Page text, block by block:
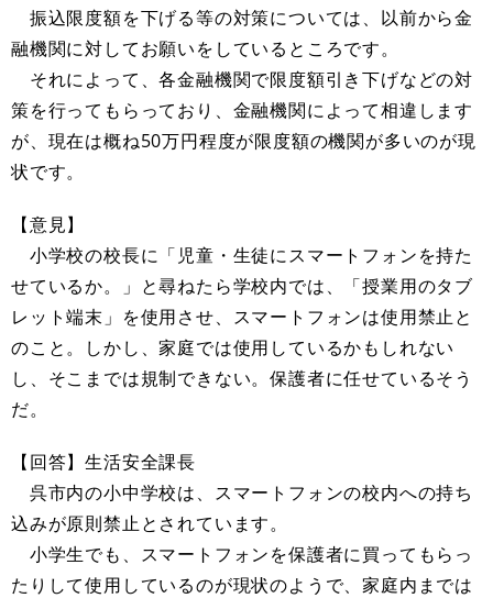
振込限度額を下げる等の対策については、以前から金
融機関に対してお願いをしているところです。
それによって、各金融機関で限度額引き下げなどの対
策を行ってもらっており、金融機関によって相違します
が、現在は概ね50万円程度が限度額の機関が多いのが現
状です。
【意見】
小学校の校長に「児童・生徒にスマートフォンを持た
せているか。」と尋ねたら学校内では、「授業用のタブ
レット端末」を使用させ、スマートフォンは使用禁止と
のこと。​しかし、家庭では使用しているかもしれない
し、そこまでは規制できない。保護者に任せているそう
だ。
【回答】生活安全課長
呉市内の小中学校は、スマートフォンの校内への持ち
込みが原則禁止とされています。
小学生でも、スマートフォンを保護者に買ってもらっ
たりして使用しているのが現状のようで、家庭内までは